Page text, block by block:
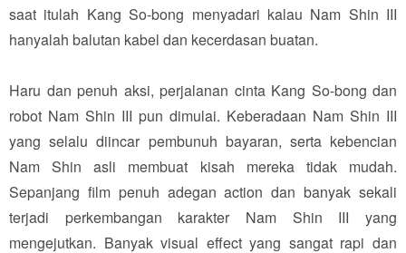
saat itulah Kang So-bong menyadari kalau Nam Shin III
hanyalah balutan kabel dan kecerdasan buatan.
Haru dan penuh aksi, perjalanan cinta Kang So-bong dan
robot Nam Shin III pun dimulai. Keberadaan Nam Shin III
yang selalu diincar pembunuh bayaran, serta kebencian
Nam Shin asli membuat kisah mereka tidak mudah.
Sepanjang film penuh adegan action dan banyak sekali
terjadi perkembangan karakter Nam Shin III yang
mengejutkan. Banyak visual effect yang sangat rapi dan